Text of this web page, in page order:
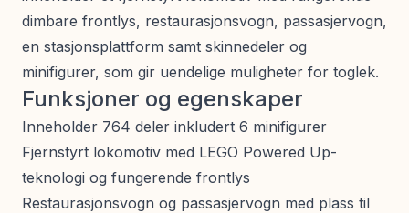
dimbare frontlys, restaurasjonsvogn, passasjervogn,
en stasjonsplattform samt skinnedeler og
minifigurer, som gir uendelige muligheter for toglek.
Funksjoner og egenskaper
Inneholder 764 deler inkludert 6 minifigurer
Fjernstyrt lokomotiv med LEGO Powered Up-
teknologi og fungerende frontlys
Restaurasjonsvogn og passasjervogn med plass til